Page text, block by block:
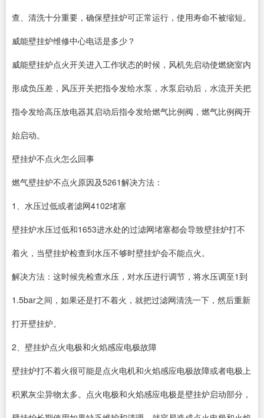
查、清洗十分重要，确保壁挂炉可正常运行，使用寿命不被缩短。
威能壁挂炉维修中心电话是多少？
威能壁挂炉点火开关进入工作状态的时候，风机先启动使燃烧室内
形成负压差，风压开关把指令发给水泵，水泵启动后，水流开关把
指令发给高压放电器其启动后指令发给燃气比例阀，燃气比例阀开
始启动。
壁挂炉不点火怎么回事
燃气壁挂炉不点火原因及5261解决方法：
1、水压过低或者滤网4102堵塞
壁挂炉水压过低和1653进水处的过滤网堵塞都会导致壁挂炉打不
着火，当壁挂炉检查到水压不够时壁挂炉会不能点火。
解决方法：这时候先检查水压，对水压进行调节，将水压调至1到
1.5bar之间，如果还是打不着火，就把过滤网清洗一下，然后重新
打开壁挂炉。
2、壁挂炉点火电极和火焰感应电极故障
壁挂炉打不着火很可能是点火电机和火焰感应电极故障或者电极上
积累灰尘异物太多。点火电极和火焰感应电极是壁挂炉启动部分，